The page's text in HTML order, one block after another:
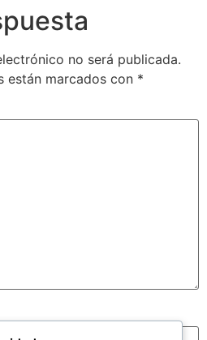
no será publicada.
están marcados con *